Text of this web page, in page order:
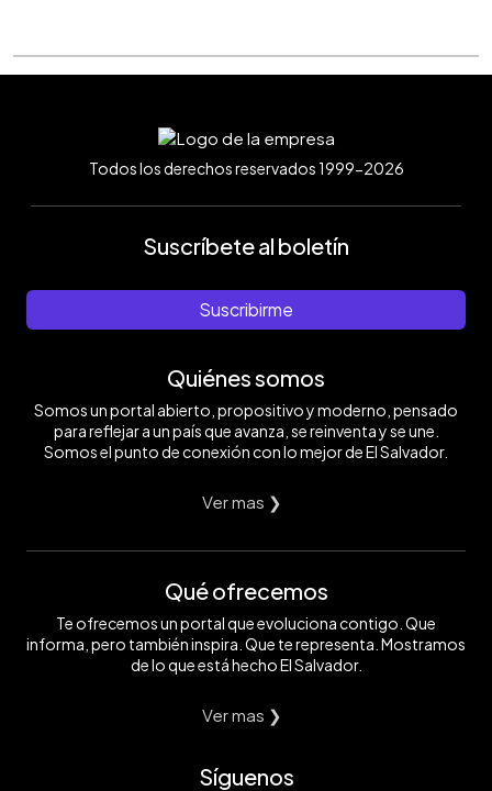
Todos los derechos reservados 1999-2026
Suscríbete al boletín
Suscribirme
Quiénes somos
Somos un portal abierto, propositivo y moderno, pensado
para reflejar a un país que avanza, se reinventa y se une.
Somos el punto de conexión con lo mejor de El Salvador.
Ver mas ❯
Qué ofrecemos
Te ofrecemos un portal que evoluciona contigo. Que
informa, pero también inspira. Que te representa. Mostramos
de lo que está hecho El Salvador.
Ver mas ❯
Síguenos